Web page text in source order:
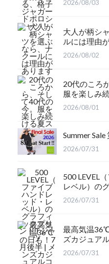
2026/08/03
大人が柄シ
ルには理由
2026/08/02
20代のころ
服を楽しみ
2026/08/01
Summer Sale
2026/07/31
500 LEVEL
レベル）の
ャツ
2026/07/31
最高気温
ズカジュア
2026/07/31